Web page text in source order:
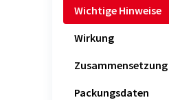
Wichtige Hinweise
Wirkung
Zusammensetzung
Packungsdaten